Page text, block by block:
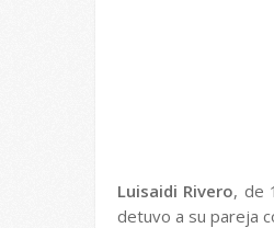
Luisaidi Rivero, de
detuvo a su pareja